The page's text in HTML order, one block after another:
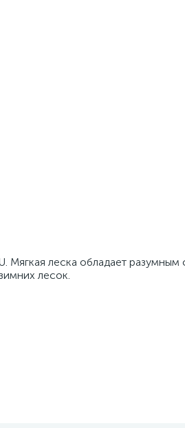
Мягкая леска обладает
лесок.